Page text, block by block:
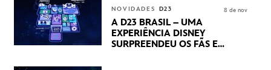
STUDIOS REVELARAM
PRÉVIAS E NOVIDADES
DOS SEUS PRÓXIMOS
LANÇAMENTOS
NOVIDADES D23
A D23 BRASIL – UMA
EXPERIÊNCIA DISNEY
SURPREENDEU OS FÃS EM
8 de nov